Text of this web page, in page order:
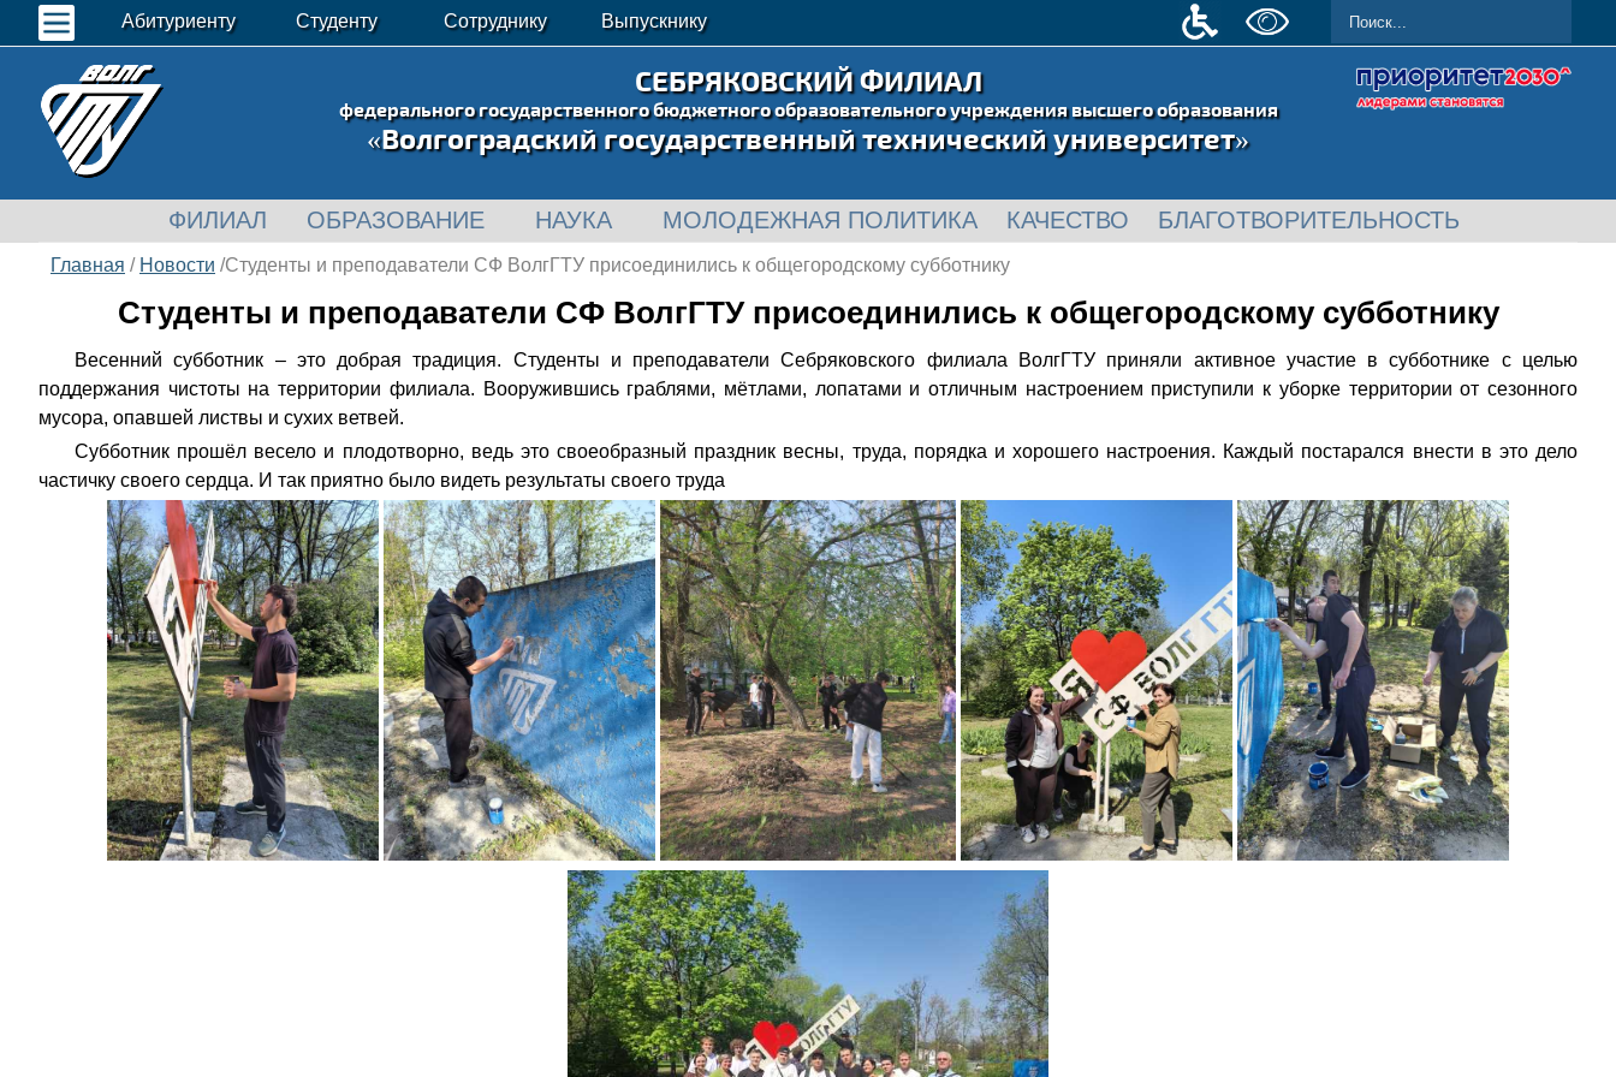
Абитуриенту Студенту Сотруднику Выпускнику
СЕБРЯКОВСКИЙ ФИЛИАЛ
федерального государственного бюджетного образовательного учреждения высшего образования
«Волгоградский государственный технический университет»
ФИЛИАЛ ОБРАЗОВАНИЕ НАУКА МОЛОДЕЖНАЯ ПОЛИТИКА КАЧЕСТВО БЛАГОТВОРИТЕЛЬНОСТЬ
Главная / Новости /Студенты и преподаватели СФ ВолгГТУ присоединились к общегородскому субботнику
Студенты и преподаватели СФ ВолгГТУ присоединились к общегородскому субботнику
Весенний субботник – это добрая традиция. Студенты и преподаватели Себряковского филиала ВолгГТУ приняли активное участие в субботнике с целью
поддержания чистоты на территории филиала. Вооружившись граблями, мётлами, лопатами и отличным настроением приступили к уборке территории от сезонного
мусора, опавшей листвы и сухих ветвей.
Субботник прошёл весело и плодотворно, ведь это своеобразный праздник весны, труда, порядка и хорошего настроения. Каждый постарался внести в это дело
частичку своего сердца. И так приятно было видеть результаты своего труда